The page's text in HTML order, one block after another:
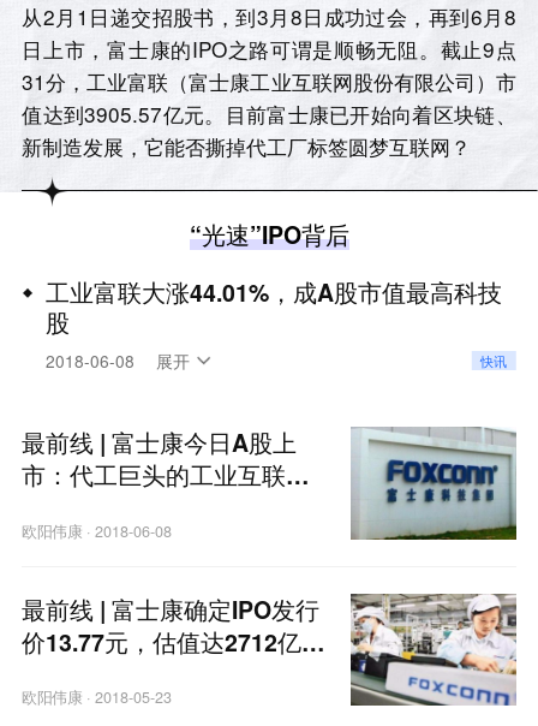
从2月1日递交招股书，到3月8日成功过会，再到6月8
日上市，富士康的IPO之路可谓是顺畅无阻。截止9点
31分，工业富联（富士康工业互联网股份有限公司）市
值达到3905.57亿元。目前富士康已开始向着区块链、
新制造发展，它能否撕掉代工厂标签圆梦互联网？
“光速”IPO背后
工业富联大涨44.01%，成A股市值最高科技
股
36氪讯，工业富联开盘后大涨44.01%，报19.83
2018-06-08 展开 快讯
最前线 | 富士康今日A股上
市：代工巨头的工业互联网
欧阳伟康 · 2018-06-08
最前线 | 富士康确定IPO发行
价13.77元，估值达2712亿低
欧阳伟康 · 2018-05-23